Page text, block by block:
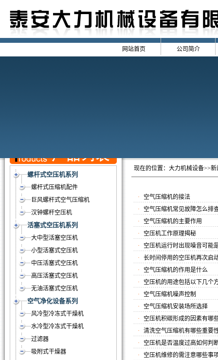
网站首页 公司简介
螺杆式空压机系列
螺杆式压缩机配件
巨风螺杆式空气压缩机
汉钟螺杆空压机
活塞式空压机系列
大中型活塞空压机
小型活塞式空压机
中压活塞式空压机
高压活塞式空压机
无油活塞式空压机
空气净化设备系列
风冷型冷冻式干燥机
水冷型冷冻式干燥机
过滤器
吸附式干燥器
现在的位置： 大力机械设备>>新
·
空气压缩机的接法
·
空气压缩机常见故障怎么排
·
空气压缩机的主要作用
·
空压机工作原理揭秘
·
空压机运行时出现噪音可能
·
长时间停用的空压机再次启
·
空气压缩机的作用是什么
·
空压机的用途包括以下几个
·
空气压缩机噪声控制
·
空气压缩机安装场所选择
·
空压机积碳形成的因素有哪
·
清洗空气压缩机有哪些重要
·
空压机是否温度过高如何判
·
空压机维修的需注意哪些事